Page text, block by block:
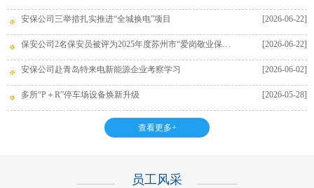
安保公司三举措扎实推进“全城换电”项目 [2026-06-22]
保安公司2名保安员被评为2025年度苏州市“爱岗敬业保安员” [2026-06-22]
安保公司赴青岛特来电新能源企业考察学习 [2026-06-02]
多所“P＋R”停车场设备焕新升级 [2026-05-28]
查看更多+
员工风采